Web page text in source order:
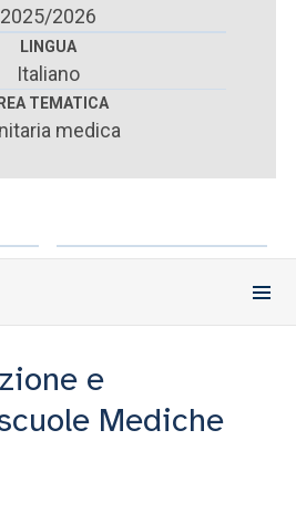
2025/2026
LINGUA
Italiano
TEMATICA
medica
e
Mediche